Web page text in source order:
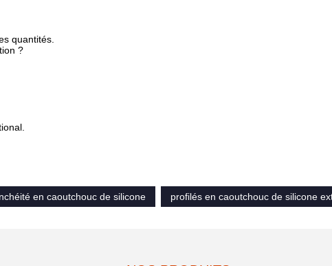
quantités.
?
en caoutchouc de silicone profilés en caoutchouc de silicone